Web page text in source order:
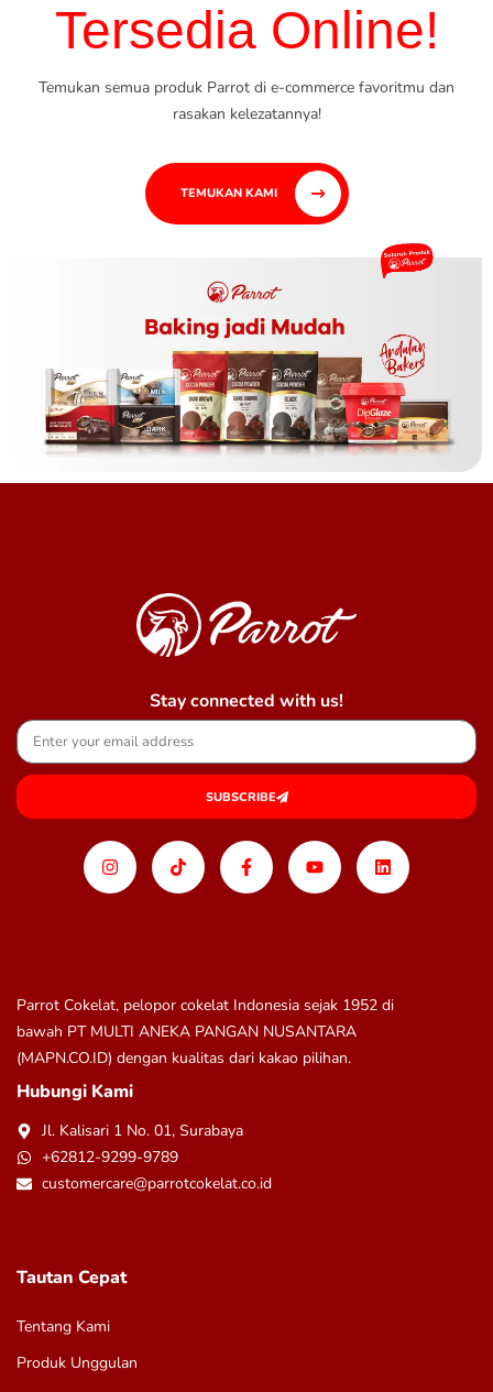
Tersedia Online!
Temukan semua produk Parrot di e-commerce favoritmu dan
rasakan kelezatannya!
TEMUKAN KAMI
Parrot Cokelat, pelopor cokelat Indonesia sejak 1952 di
bawah PT MULTI ANEKA PANGAN NUSANTARA
(MAPN.CO.ID) dengan kualitas dari kakao pilihan.
Hubungi Kami
Jl. Kalisari 1 No. 01, Surabaya
+62812-9299-9789
customercare@parrotcokelat.co.id
Stay connected with us!
SUBSCRIBE
Tautan Cepat
Tentang Kami
Produk Unggulan